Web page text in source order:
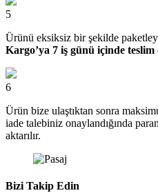
5
Ürünü eksiksiz bir şekilde
Kargo’ya 7 iş günü içinde teslim
6
Ürün bize ulaştıktan sonra
iade talebiniz onaylandığında
aktarılır.
Bizi Takip Edin